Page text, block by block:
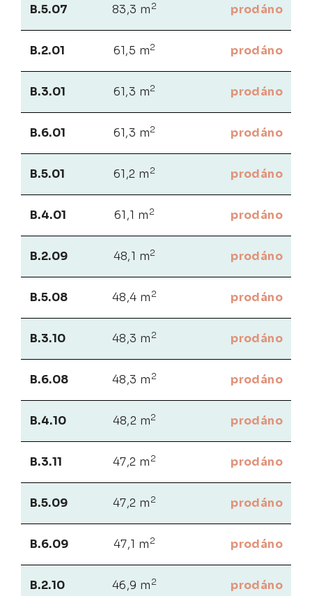
B.5.07 83,3 m 2 prodáno
B.2.01 61,5 m2 prodáno
B.3.01 61,3 m2 prodáno
B.6.01 61,3 m2 prodáno
B.5.01 61,2 m 2 prodáno
B.4.01 61,1 m 2 prodáno
B.2.09 48,1 m2 prodáno
B.5.08 48,4 m 2 prodáno
B.3.10 48,3 m 2 prodáno
B.6.08 48,3 m 2 prodáno
B.4.10 48,2 m2 prodáno
B.3.11 47,2 m 2 prodáno
B.5.09 47,2 m 2 prodáno
B.6.09 47,1 m 2 prodáno
B.2.10 46,9 m 2 prodáno